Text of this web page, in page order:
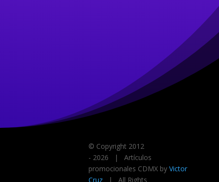
© Copyright 2012
- 2026 | Artículos
promocionales CDMX by Victor
Cruz| All Rights